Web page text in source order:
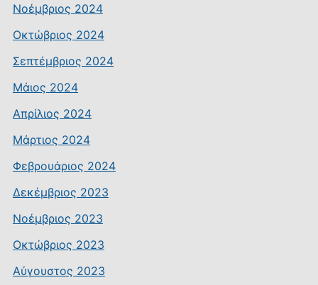
Νοέμβριος 2024
Οκτώβριος 2024
Σεπτέμβριος 2024
Μάιος 2024
Απρίλιος 2024
Μάρτιος 2024
Φεβρουάριος 2024
Δεκέμβριος 2023
Νοέμβριος 2023
Οκτώβριος 2023
Αύγουστος 2023